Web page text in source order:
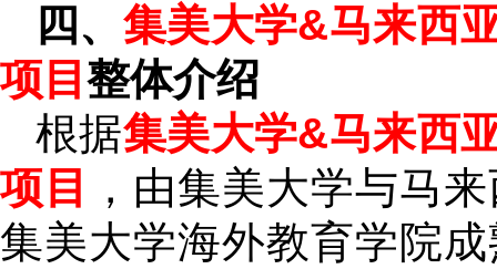
四、 集美大学&马来西
项目 整体介绍
根据集美大学&马来西
项目
，由集美大学与马
集美大学海外教育学院